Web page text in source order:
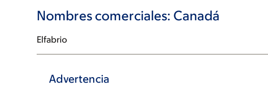
Nombres comerciales: Canadá
Elfabrio
Advertencia